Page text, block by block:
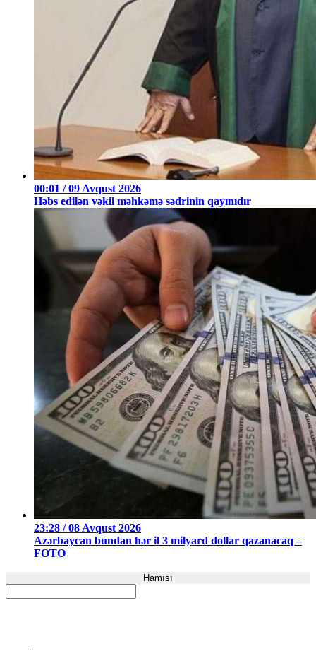
00:01 / 09 Avqust 2026
Həbs edilən vəkil məhkəmə sədrinin qayınıdır
23:28 / 08 Avqust 2026
Azərbaycan bundan hər il 3 milyard dollar qazanacaq –
FOTO
Hamısı